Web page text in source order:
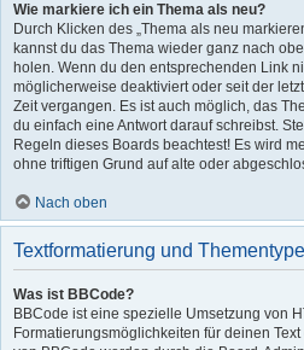
Wie markiere ich ein Thema als neu?
Durch Klicken des „Thema als neu
kannst du das Thema wieder ganz nach
holen. Wenn du den entsprechenden Link
möglicherweise deaktiviert oder seit der
Zeit vergangen. Es ist auch möglich, das
du einfach eine Antwort darauf schreibst.
Regeln dieses Boards beachtest! Es wird
ohne triftigen Grund auf alte oder
Nach oben
Textformatierung und
Was ist BBCode?
BBCode ist eine spezielle Umsetzung von
Formatierungsmöglichkeiten für deinen